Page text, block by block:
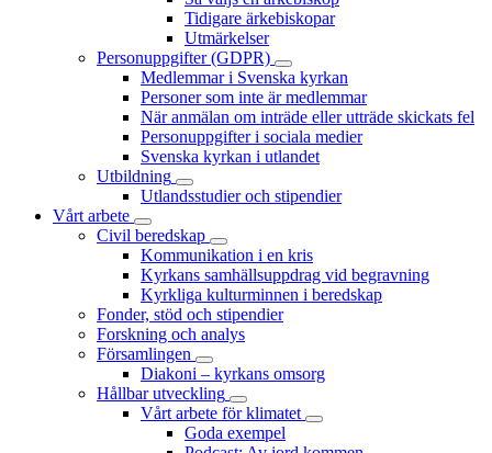
Tidigare ärkebiskopar
Utmärkelser
Personuppgifter (GDPR)
Medlemmar i Svenska kyrkan
Personer som inte är medlemmar
När anmälan om inträde eller utträde skickats fel
Personuppgifter i sociala medier
Svenska kyrkan i utlandet
Utbildning
Utlandsstudier och stipendier
Vårt arbete
Civil beredskap
Kommunikation i en kris
Kyrkans samhällsuppdrag vid begravning
Kyrkliga kulturminnen i beredskap
Fonder, stöd och stipendier
Forskning och analys
Församlingen
Diakoni – kyrkans omsorg
Hållbar utveckling
Vårt arbete för klimatet
Goda exempel